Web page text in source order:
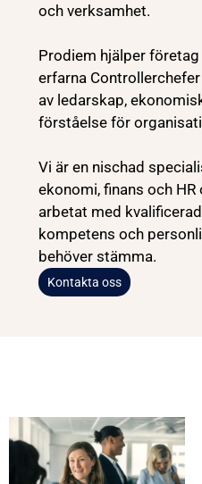
och verksamhet.
Prodiem hjälper
erfarna
av ledarskap,
förståelse för
Vi är en nischad
ekonomi, finans och
arbetat med
kompetens och
behöver stämma.
Kontakta oss